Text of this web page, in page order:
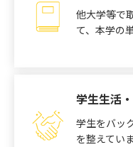
他大学等で
て、本学の
学生生活
学生をバッ
を整えていま